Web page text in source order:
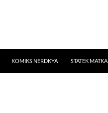
KOMIKS NERDKYA STATEK MATKA